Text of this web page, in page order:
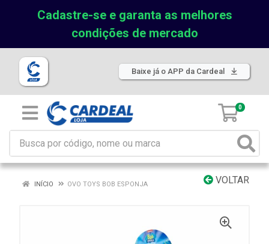
Cadastre-se e garanta as melhores
condições de mercado
Baixe já o APP da Cardeal
0
VOLTAR
INÍCIO OVO TOYS BOB ESPONJA